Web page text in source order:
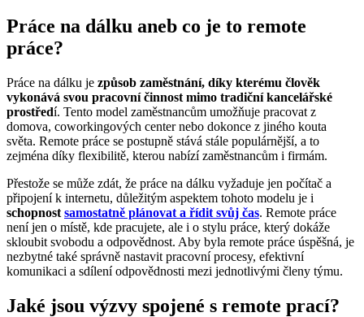
Práce na dálku aneb co je to remote
práce?
Práce na dálku je způsob zaměstnání, díky kterému člověk
vykonává svou pracovní činnost mimo tradiční kancelářské
prostředí. Tento model zaměstnancům umožňuje pracovat z
domova, coworkingových center nebo dokonce z jiného kouta
světa. Remote práce se postupně stává stále populárnější, a to
zejména díky flexibilitě, kterou nabízí zaměstnancům i firmám.
Přestože se může zdát, že práce na dálku vyžaduje jen počítač a
připojení k internetu, důležitým aspektem tohoto modelu je i
schopnost samostatně plánovat a řídit svůj čas. Remote práce
není jen o místě, kde pracujete, ale i o stylu práce, který dokáže
skloubit svobodu a odpovědnost. Aby byla remote práce úspěšná, je
nezbytné také správně nastavit pracovní procesy, efektivní
komunikaci a sdílení odpovědnosti mezi jednotlivými členy týmu.
Jaké jsou výzvy spojené s remote prací?